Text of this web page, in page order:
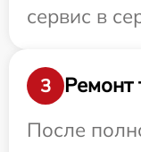
сервис в
3
Ремонт
После